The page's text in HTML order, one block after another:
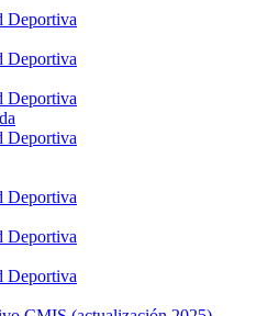
Deportiva
Deportiva
Deportiva
Deportiva
Deportiva
Deportiva
Deportiva